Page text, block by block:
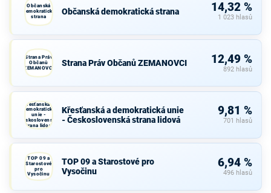
Občanská
demokratická
strana
Občanská demokratická strana 14,32 %
1 023 hlasů
Strana Práv
Občanů
ZEMANOVCI
Strana Práv Občanů ZEMANOVCI 12,49 %
892 hlasů
Křesťanská a
demokratická
unie -
Československá
strana lidová
Křesťanská a demokratická unie
- Československá strana lidová
9,81 %
701 hlasů
TOP 09 a
Starostové
pro
Vysočinu
TOP 09 a Starostové pro
Vysočinu
6,94 %
496 hlasů